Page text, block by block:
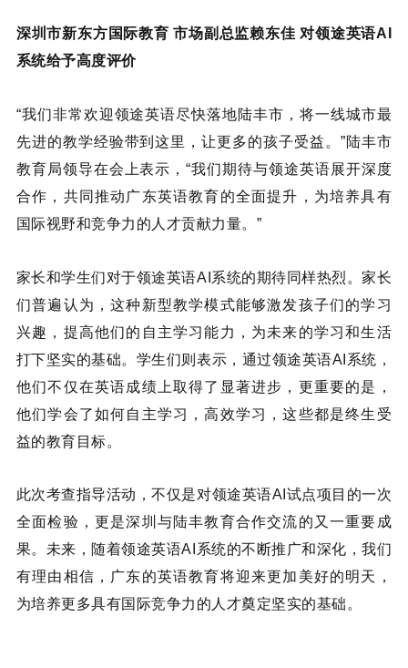
深圳市新东方国际教育 市场副总监赖东佳 对领途英语AI
系统给予高度评价
“我们非常欢迎领途英语尽快落地陆丰市，将一线城市最
先进的教学经验带到这里，让更多的孩子受益。”陆丰市
教育局领导在会上表示，“我们期待与领途英语展开深度
合作，共同推动广东英语教育的全面提升，为培养具有
国际视野和竞争力的人才贡献力量。”
家长和学生们对于领途英语AI系统的期待同样热烈。家长
们普遍认为，这种新型教学模式能够激发孩子们的学习
兴趣，提高他们的自主学习能力，为未来的学习和生活
打下坚实的基础。学生们则表示，通过领途英语AI系统，
他们不仅在英语成绩上取得了显著进步，更重要的是，
他们学会了如何自主学习，高效学习，这些都是终生受
益的教育目标。
此次考查指导活动，不仅是对领途英语AI试点项目的一次
全面检验，更是深圳与陆丰教育合作交流的又一重要成
果。未来，随着领途英语AI系统的不断推广和深化，我们
有理由相信，广东的英语教育将迎来更加美好的明天，
为培养更多具有国际竞争力的人才奠定坚实的基础。